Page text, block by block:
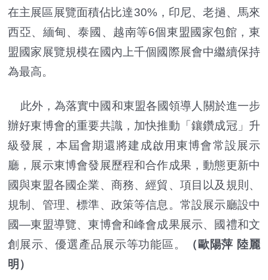
在主展區展覽面積佔比達30%，印尼、老撾、馬來
西亞、緬甸、泰國、越南等6個東盟國家包館，東
盟國家展覽規模在國內上千個國際展會中繼續保持
為最高。
此外，為落實中國和東盟各國領導人關於進一步
辦好東博會的重要共識，加快推動「鑲鑽成冠」升
級發展，本屆會期還將建成啟用東博會常設展示
廳，展示東博會發展歷程和合作成果，動態更新中
國與東盟各國企業、商務、經貿、項目以及規則、
規制、管理、標準、政策等信息。常設展示廳設中
國—東盟導覽、東博會和峰會成果展示、國禮和文
創展示、優選產品展示等功能區。
（歐陽萍 陸麗
明）